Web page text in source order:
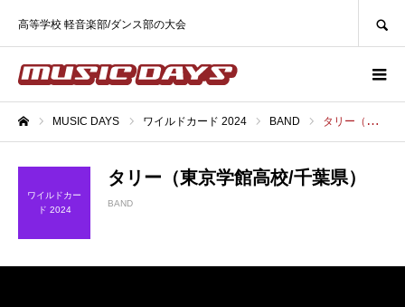
高等学校 軽音楽部/ダンス部の大会
MUSIC DAYS ワイルドカード 2024 BAND タリー（東京学館高校/千葉県）
ワイルドカー
ド 2024
タリー（東京学館高校/千葉県）
BAND